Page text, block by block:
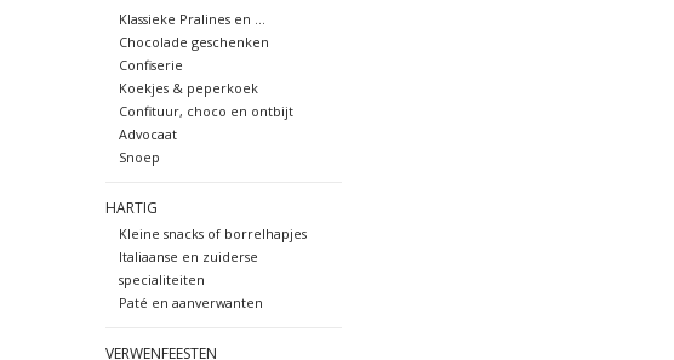
Klassieke Pralines en ...
Chocolade geschenken
Confiserie
Koekjes & peperkoek
Confituur, choco en ontbijt
Advocaat
Snoep
HARTIG
Kleine snacks of borrelhapjes
Italiaanse en zuiderse
specialiteiten
Paté en aanverwanten
VERWENFEESTEN